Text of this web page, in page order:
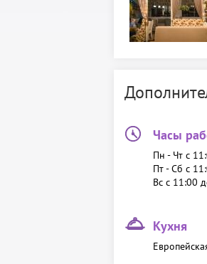
Часы
Пн - Чт c
Пт - Сб c
Вс c 11:00
Кухня